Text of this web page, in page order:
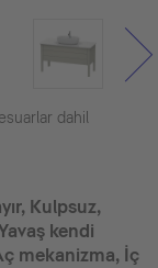
dahil
Kulpsuz,
kendi
mekanizma, İç